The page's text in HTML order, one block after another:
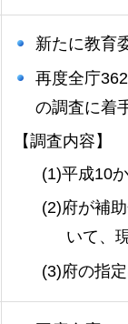
新たに教育
再度全庁
の調査に着
【調査内容】
(1)平成10
(2)府が補
いて、
(3)府の指